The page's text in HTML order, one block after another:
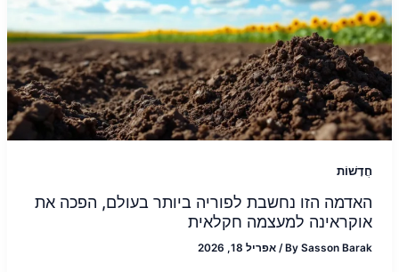
חֲדָשׁוֹת
האדמה הזו נחשבת לפוריה ביותר בעולם, הפכה את
אוקראינה למעצמה חקלאית
BySasson Barak
/ אפריל 18, 2026